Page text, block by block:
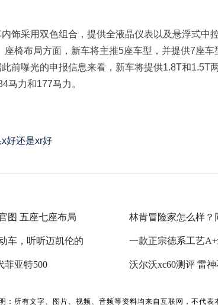
饰采用双色组合，提供全液晶仪表以及悬浮式中
座椅布局方面，新车将主推5座车型，并提供7座车
前曝光的申报信息来看，新车将提供1.8T和1.5T
马力和177马力。
好还是xr好
图 五座七座布局 林肯冒险家怎么样？
车，听听迈凯伦的 一款正宗德系工艺
菲亚特500 沃尔沃xc60测评 雷
：所有文字、图片、视频、音频等资料均来自互联网，不代